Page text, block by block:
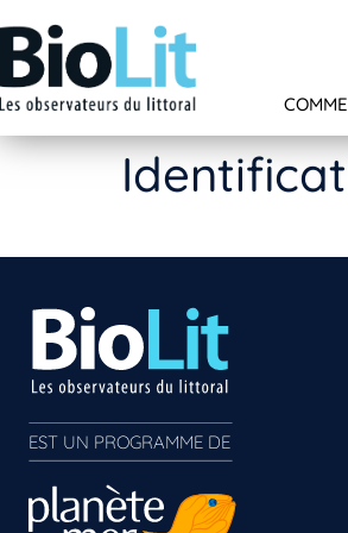
EST UN PROGRAMME DE